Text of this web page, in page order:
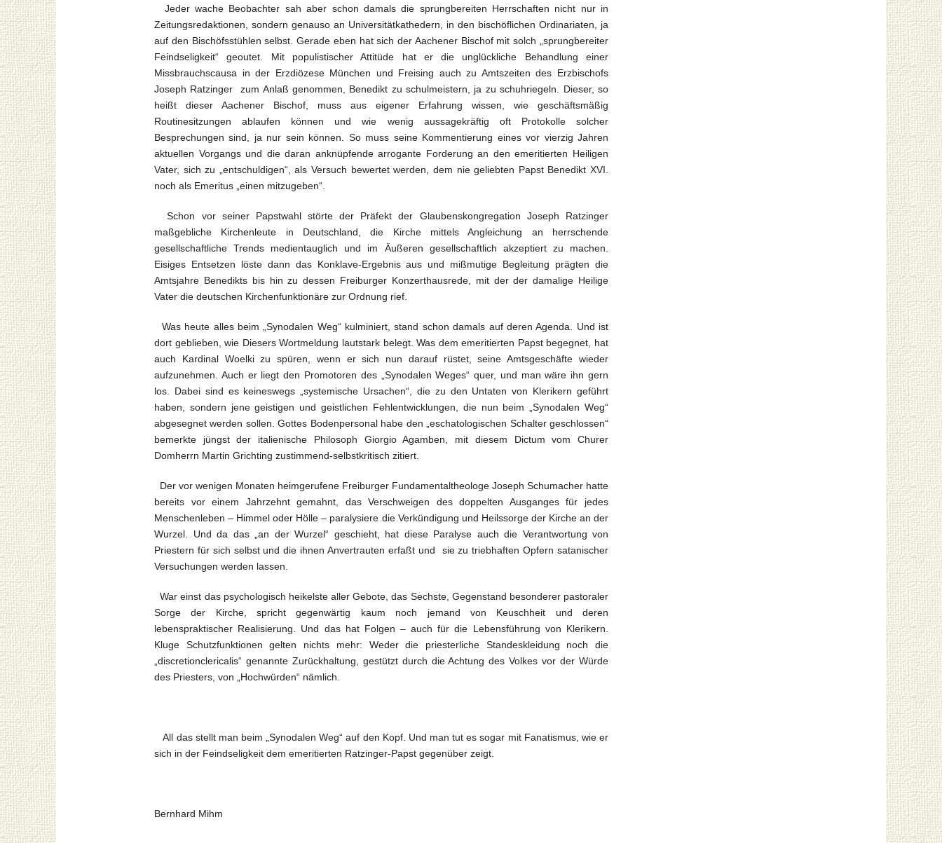
Jeder wache Beobachter sah aber schon damals die sprungbereiten Herrschaften nicht nur in
Zeitungsredaktionen, sondern genauso an Universitätkathedern, in den bischöflichen Ordinariaten, ja
auf den Bischöfsstühlen selbst. Gerade eben hat sich der Aachener Bischof mit solch „sprungbereiter
Feindseligkeit“ geoutet. Mit populistischer Attitüde hat er die unglückliche Behandlung einer
Missbrauchscausa in der Erzdiözese München und Freising auch zu Amtszeiten des Erzbischofs
Joseph Ratzinger zum Anlaß genommen, Benedikt zu schulmeistern, ja zu schuhriegeln. Dieser, so
heißt dieser Aachener Bischof, muss aus eigener Erfahrung wissen, wie geschäftsmäßig
Routinesitzungen ablaufen können und wie wenig aussagekräftig oft Protokolle solcher
Besprechungen sind, ja nur sein können. So muss seine Kommentierung eines vor vierzig Jahren
aktuellen Vorgangs und die daran anknüpfende arrogante Forderung an den emeritierten Heiligen
Vater, sich zu „entschuldigen“, als Versuch bewertet werden, dem nie geliebten Papst Benedikt XVI.
noch als Emeritus „einen mitzugeben“.
Schon vor seiner Papstwahl störte der Präfekt der Glaubenskongregation Joseph Ratzinger
maßgebliche Kirchenleute in Deutschland, die Kirche mittels Angleichung an herrschende
gesellschaftliche Trends medientauglich und im Äußeren gesellschaftlich akzeptiert zu machen.
Eisiges Entsetzen löste dann das Konklave-Ergebnis aus und mißmutige Begleitung prägten die
Amtsjahre Benedikts bis hin zu dessen Freiburger Konzerthausrede, mit der der damalige Heilige
Vater die deutschen Kirchenfunktionäre zur Ordnung rief.
Was heute alles beim „Synodalen Weg“ kulminiert, stand schon damals auf deren Agenda. Und ist
dort geblieben, wie Diesers Wortmeldung lautstark belegt. Was dem emeritierten Papst begegnet, hat
auch Kardinal Woelki zu spüren, wenn er sich nun darauf rüstet, seine Amtsgeschäfte wieder
aufzunehmen. Auch er liegt den Promotoren des „Synodalen Weges“ quer, und man wäre ihn gern
los. Dabei sind es keineswegs „systemische Ursachen“, die zu den Untaten von Klerikern geführt
haben, sondern jene geistigen und geistlichen Fehlentwicklungen, die nun beim „Synodalen Weg“
abgesegnet werden sollen. Gottes Bodenpersonal habe den „eschatologischen Schalter geschlossen“
bemerkte jüngst der italienische Philosoph Giorgio Agamben, mit diesem Dictum vom Churer
Domherrn Martin Grichting zustimmend-selbstkritisch zitiert.
Der vor wenigen Monaten heimgerufene Freiburger Fundamentaltheologe Joseph Schumacher hatte
bereits vor einem Jahrzehnt gemahnt, das Verschweigen des doppelten Ausganges für jedes
Menschenleben – Himmel oder Hölle – paralysiere die Verkündigung und Heilssorge der Kirche an der
Wurzel. Und da das „an der Wurzel“ geschieht, hat diese Paralyse auch die Verantwortung von
Priestern für sich selbst und die ihnen Anvertrauten erfaßt und sie zu triebhaften Opfern satanischer
Versuchungen werden lassen.
War einst das psychologisch heikelste aller Gebote, das Sechste, Gegenstand besonderer pastoraler
Sorge der Kirche, spricht gegenwärtig kaum noch jemand von Keuschheit und deren
lebenspraktischer Realisierung. Und das hat Folgen – auch für die Lebensführung von Klerikern.
Kluge Schutzfunktionen gelten nichts mehr: Weder die priesterliche Standeskleidung noch die
„discretionclericalis“ genannte Zurückhaltung, gestützt durch die Achtung des Volkes vor der Würde
des Priesters, von „Hochwürden“ nämlich.
All das stellt man beim „Synodalen Weg“ auf den Kopf. Und man tut es sogar mit Fanatismus, wie er
sich in der Feindseligkeit dem emeritierten Ratzinger-Papst gegenüber zeigt.
Bernhard Mihm